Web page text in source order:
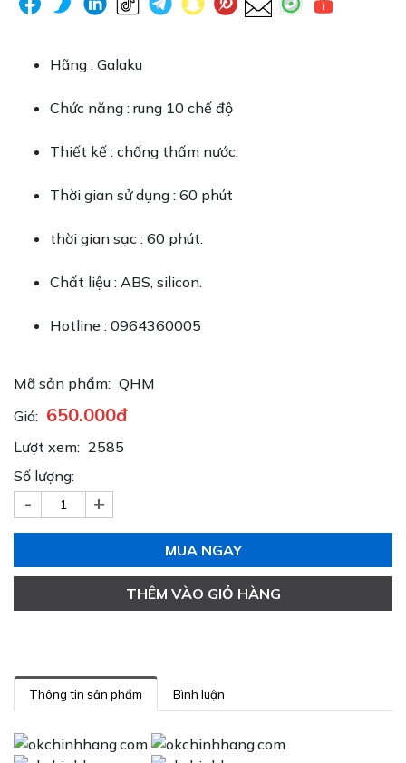
Hãng : Galaku
Chức năng : rung 10 chế độ
Thiết kế : chống thấm nước.
Thời gian sử dụng : 60 phút
thời gian sạc : 60 phút.
Chất liệu : ABS, silicon.
Hotline : 0964360005
Mã sản phẩm: QHM
Giá: 650.000đ
Lượt xem: 2585
Số lượng:
- +
MUA NGAY
THÊM VÀO GIỎ HÀNG
Thông tin sản phẩm Bình luận